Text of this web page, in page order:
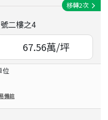
二樓之4
移轉2次
67.56萬/坪
位
備註